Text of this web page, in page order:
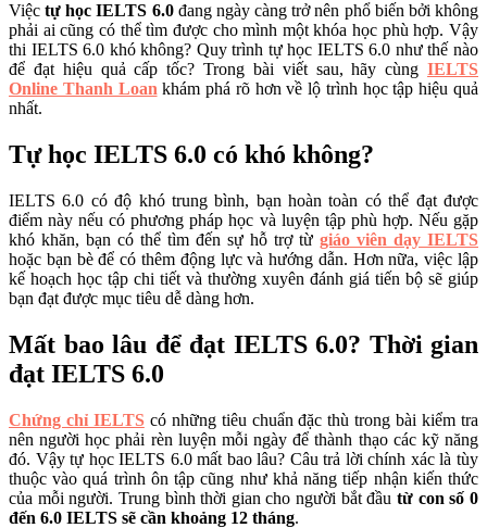
Việctự học IELTS 6.0đang ngày càng trở nên phổ biến bởi không
phải ai cũng có thể tìm được cho mình một khóa học phù hợp. Vậy
thi IELTS 6.0 khó không? Quy trình tự học IELTS 6.0 như thế nào
để đạt hiệu quả cấp tốc? Trong bài viết sau, hãy cùng IELTS
Online Thanh Loan khám phá rõ hơn về lộ trình học tập hiệu quả
nhất.
Tự học IELTS 6.0 có khó không?
IELTS 6.0 có độ khó trung bình, bạn hoàn toàn có thể đạt được
điểm này nếu có phương pháp học và luyện tập phù hợp. Nếu gặp
khó khăn, bạn có thể tìm đến sự hỗ trợ từ giáo viên dạy IELTS
hoặc bạn bè để có thêm động lực và hướng dẫn. Hơn nữa, việc lập
kế hoạch học tập chi tiết và thường xuyên đánh giá tiến bộ sẽ giúp
bạn đạt được mục tiêu dễ dàng hơn.
Mất bao lâu để đạt IELTS 6.0? Thời gian
đạt IELTS 6.0
Chứng chỉ IELTScó những tiêu chuẩn đặc thù trong bài kiểm tra
nên người học phải rèn luyện mỗi ngày để thành thạo các kỹ năng
đó. Vậy tự học IELTS 6.0 mất bao lâu? Câu trả lời chính xác là tùy
thuộc vào quá trình ôn tập cũng như khả năng tiếp nhận kiến thức
của mỗi người. Trung bình thời gian cho người bắt đầu từ con số 0
đến 6.0 IELTS sẽ cần khoảng 12 tháng.